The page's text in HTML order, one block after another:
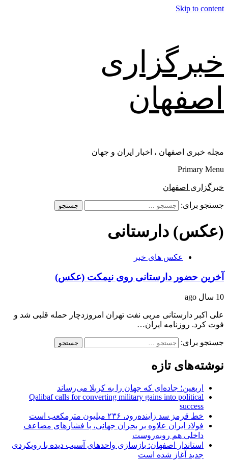
Skip to content
خبرگزاری
اصفهان
مجله خبری اصفهان ، اخبار ایران و جهان
Primary Menu
خبرگزاری اصفهان
جستجو برای:
(عکس) دارستانی
عکس های خبر
آخرین حضور دارستانی روی نیمکت (عکس)
10 سال ago
علی اکبر دارستانی مربی نفت تهران امروزدچار حمله قلبی شد و
فوت کرد. روزنامه ایران…
جستجو برای:
نوشته‌های تازه
اربعین؛ جاده‌ای که جهان را به کربلا می‌رساند
Qalibaf calls for converting military gains into political
success
خط قرمز سد زاینده‌رود، ۲۳۶ میلیون مترمکعب است
فولاد ایران علاوه بر بحران جهانی، با فشارهای مضاعف
داخلی هم روبه‌روست
استاندار اصفهان: بازسازی واحدهای آسیب دیده با رویکردی
جدید آغاز شده است